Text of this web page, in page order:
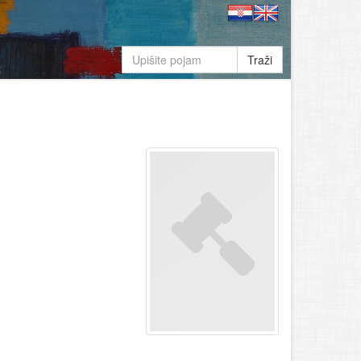
Traži